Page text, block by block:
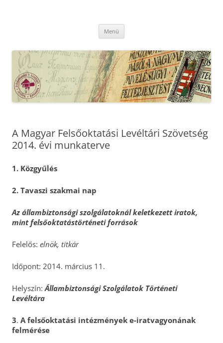
Menü
A Magyar Felsőoktatási Levéltári Szövetség
2014. évi munkaterve
1. Közgyűlés
2. Tavaszi szakmai nap
Az állambiztonsági szolgálatoknál keletkezett iratok,
mint felsőoktatástörténeti források
Felelős: elnök, titkár
Időpont: 2014. március 11.
Helyszín:Állambiztonsági Szolgálatok Történeti
Levéltára
3. A felsőoktatási intézmények e-iratvagyonának
felmérése